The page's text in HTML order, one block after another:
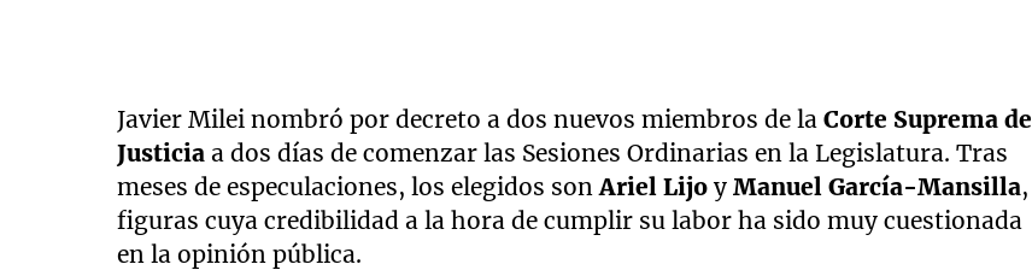
Javier Milei nombró por decreto a dos nuevos miembros de laCorte Suprema de
Justicia a dos días de comenzar las Sesiones Ordinarias en la Legislatura. Tras
meses de especulaciones, los elegidos sonAriel LijoyManuel García-Mansilla,
figuras cuya credibilidad a la hora de cumplir su labor ha sido muy cuestionada
en la opinión pública.